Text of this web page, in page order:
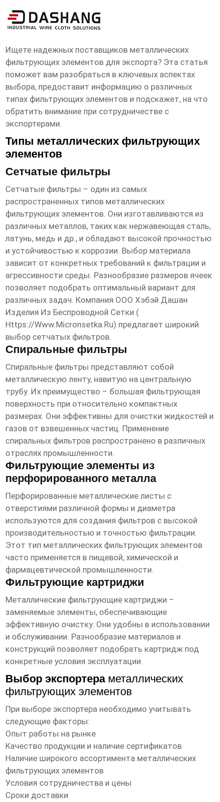
металлические фильтрующие
элементы экспортеры
Ищете надежных поставщиков металлических
фильтрующих элементов для экспорта? Эта статья
поможет вам разобраться в ключевых аспектах
выбора, предоставит информацию о различных
типах фильтрующих элементов и подскажет, на что
обратить внимание при сотрудничестве с
экспортерами.
Типы металлических фильтрующих
элементов
Сетчатые фильтры
Сетчатые фильтры – один из самых
распространенных типов металлических
фильтрующих элементов. Они изготавливаются из
различных металлов, таких как нержавеющая сталь,
латунь, медь и др., и обладают высокой прочностью
и устойчивостью к коррозии. Выбор материала
зависит от конкретных требований к фильтрации и
агрессивности среды. Разнообразие размеров ячеек
позволяет подобрать оптимальный вариант для
различных задач. Компания ООО Хэбэй Дашан
Изделия Из Беспроводной Сетки (
Https://www.micronsetka.ru) предлагает широкий
выбор сетчатых фильтров.
Спиральные фильтры
Спиральные фильтры представляют собой
металлическую ленту, навитую на центральную
трубу. Их преимущество – большая фильтрующая
поверхность при относительно компактных
размерах. Они эффективны для очистки жидкостей и
газов от взвешенных частиц. Применение
спиральных фильтров распространено в различных
отраслях промышленности.
Фильтрующие элементы из
перфорированного металла
Перфорированные металлические листы с
отверстиями различной формы и диаметра
используются для создания фильтров с высокой
производительностью и точностью фильтрации.
Этот тип металлических фильтрующих элементов
часто применяется в пищевой, химической и
фармацевтической промышленности.
Фильтрующие картриджи
Металлические фильтрующие картриджи –
заменяемые элементы, обеспечивающие
эффективную очистку. Они удобны в использовании
и обслуживании. Разнообразие материалов и
конструкций позволяет подобрать картридж под
конкретные условия эксплуатации.
Выбор экспортера металлических
фильтрующих элементов
При выборе экспортера необходимо учитывать
следующие факторы:
Опыт работы на рынке
Качество продукции и наличие сертификатов
Наличие широкого ассортимента металлических
фильтрующих элементов
Условия сотрудничества и цены
Сроки доставки